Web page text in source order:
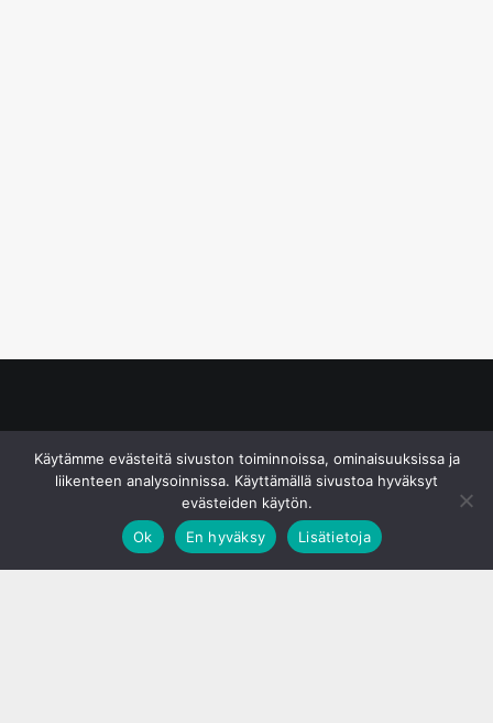
Käytämme evästeitä sivuston toiminnoissa, ominaisuuksissa ja
liikenteen analysoinnissa. Käyttämällä sivustoa hyväksyt
evästeiden käytön.
Ok
En hyväksy Lisätietoja